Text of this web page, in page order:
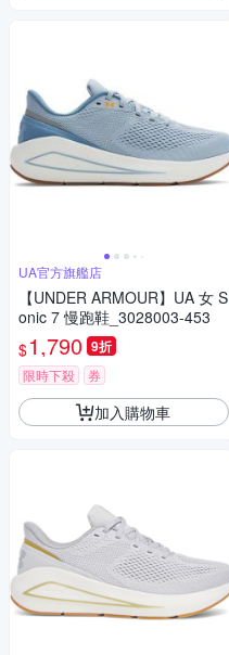
UA官方旗艦店
【UNDER ARMOUR】UA 女 S
onic 7 慢跑鞋_3028003-453
$1,790 9折
限時下殺 券
加入購物車